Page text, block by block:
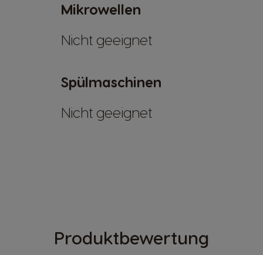
Mikrowellen
Nicht geeignet
Spülmaschinen
Nicht geeignet
Produktbewertung